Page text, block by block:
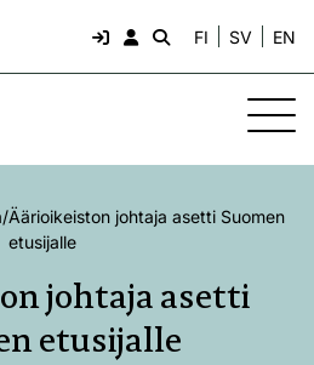
FI SV EN
/Äärioikeiston johtaja asetti Suomen
etusijalle
johtaja asetti
etusijalle